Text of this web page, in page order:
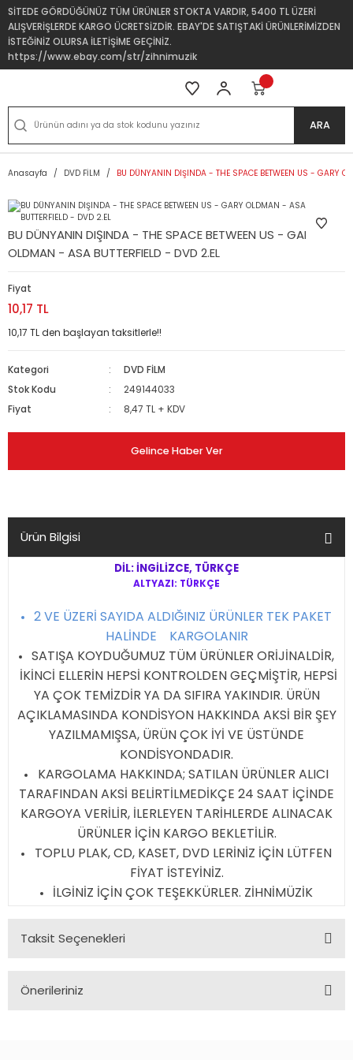
SİTEDE GÖRDÜĞÜNÜZ TÜM ÜRÜNLER STOKTA VARDIR, 5400 TL ÜZERİ
ALIŞVERİŞLERDE KARGO ÜCRETSİZDİR. EBAY'DE SATIŞTAKİ ÜRÜNLERİMİZDEN
İSTEĞİNİZ OLURSA İLETİŞİME GEÇİNİZ.
https://www.ebay.com/str/zihnimuzik
ARA
Anasayfa DVD FİLM BU DÜNYANIN DIŞINDA - THE SPACE BETWEEN US - GARY
BU DÜNYANIN DIŞINDA - THE SPACE BETWEEN US - GARY
OLDMAN - ASA BUTTERFIELD - DVD 2.EL
Fiyat
10,17 TL
10,17 TL den başlayan taksitlerle!!
Kategori
DVD FİLM
Stok Kodu
249144033
Fiyat
8,47 TL + KDV
Gelince Haber Ver
Ürün Bilgisi
DİL: İNGİLİZCE, TÜRKÇE
ALTYAZI: TÜRKÇE
2 VE ÜZERİ SAYIDA ALDIĞINIZ ÜRÜNLER TEK PAKET
HALİNDE KARGOLANIR
SATIŞA KOYDUĞUMUZ TÜM ÜRÜNLER ORİJİNALDİR,
İKİNCİ ELLERİN HEPSİ KONTROLDEN GEÇMİŞTİR, HEPSİ
YA ÇOK TEMİZDİR YA DA SIFIRA YAKINDIR. ÜRÜN
AÇIKLAMASINDA KONDİSYON HAKKINDA AKSİ BİR ŞEY
YAZILMAMIŞSA, ÜRÜN ÇOK İYİ VE ÜSTÜNDE
KONDİSYONDADIR.
KARGOLAMA HAKKINDA; SATILAN ÜRÜNLER ALICI
TARAFINDAN AKSİ BELİRTİLMEDİKÇE 24 SAAT İÇİNDE
KARGOYA VERİLİR, İLERLEYEN TARİHLERDE ALINACAK
ÜRÜNLER İÇİN KARGO BEKLETİLİR.
TOPLU PLAK, CD, KASET, DVD LERİNİZ İÇİN LÜTFEN
FİYAT İSTEYİNİZ.
İLGİNİZ İÇİN ÇOK TEŞEKKÜRLER. ZİHNİMÜZİK
Taksit Seçenekleri
Önerileriniz